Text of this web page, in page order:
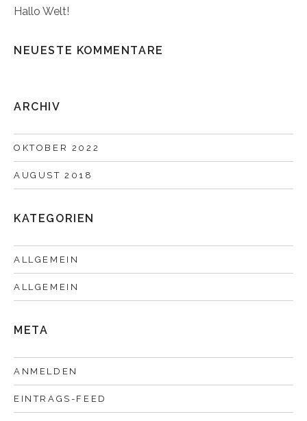
Hallo Welt!
NEUESTE KOMMENTARE
ARCHIV
OKTOBER 2022
AUGUST 2018
KATEGORIEN
ALLGEMEIN
ALLGEMEIN
META
ANMELDEN
EINTRAGS-FEED